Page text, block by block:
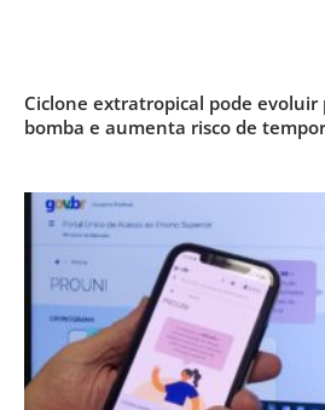
Ciclone extratropical pode evoluir
bomba e aumenta risco de